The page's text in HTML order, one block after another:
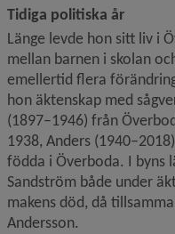
Tidiga politiska år
Länge levde hon sitt liv i
mellan barnen i skolan
emellertid flera
hon äktenskap med
(1897–1946) från
1938, Anders
födda i Överboda. I byns
Sandström både under
makens död, då
Andersson.